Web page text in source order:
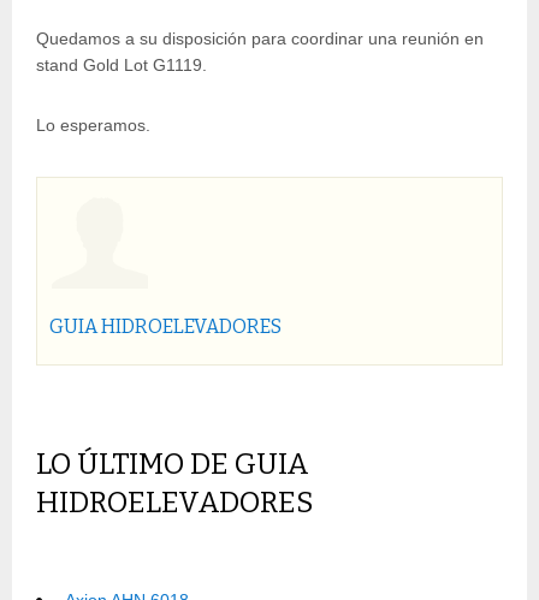
Quedamos a su disposición para coordinar una reunión en
stand Gold Lot G1119.
Lo esperamos.
GUIA HIDROELEVADORES
LO ÚLTIMO DE GUIA
HIDROELEVADORES